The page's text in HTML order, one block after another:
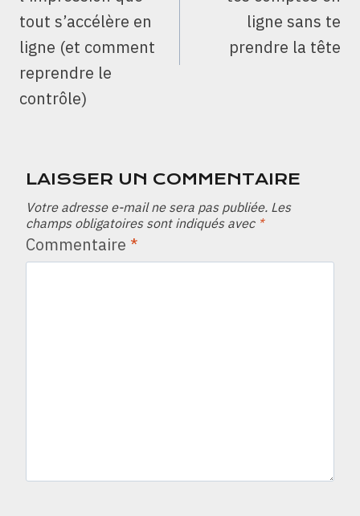
tout s’accélère en
ligne (et comment
reprendre le
contrôle)
ligne sans te
prendre la tête
LAISSER UN COMMENTAIRE
Votre adresse e-mail ne sera pas publiée. Les
champs obligatoires sont indiqués avec *
Commentaire *